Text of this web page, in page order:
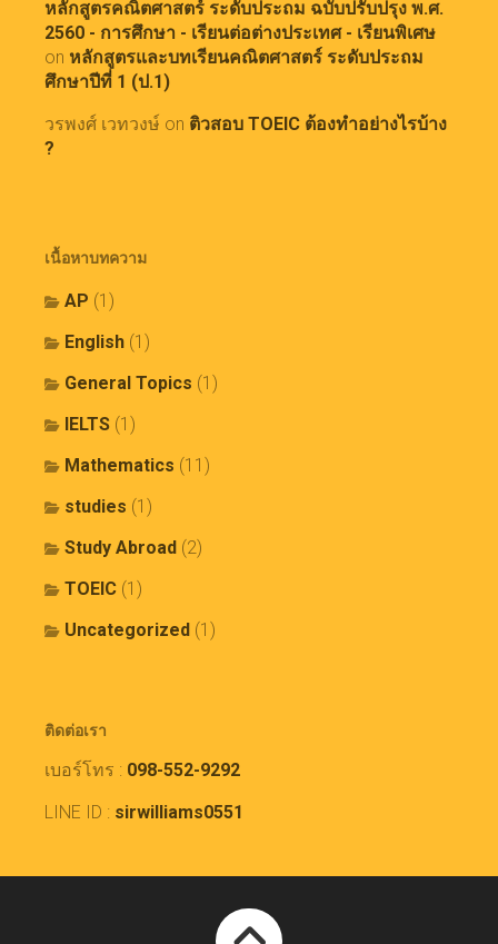
หลักสูตรคณิตศาสตร์ ระดับประถม ฉบับปรับปรุง พ.ศ.
2560 - การศึกษา - เรียนต่อต่างประเทศ - เรียนพิเศษ
on หลักสูตรและบทเรียนคณิตศาสตร์ ระดับประถม
ศึกษาปีที่ 1 (ป.1)
วรพงศ์ เวทวงษ์ on ติวสอบ TOEIC ต้องทำอย่างไรบ้าง
?
เนื้อหาบทความ
AP (1)
English (1)
General Topics (1)
IELTS (1)
Mathematics (11)
studies (1)
Study Abroad (2)
TOEIC (1)
Uncategorized (1)
ติดต่อเรา
เบอร์โทร : 098-552-9292
LINE ID : sirwilliams0551